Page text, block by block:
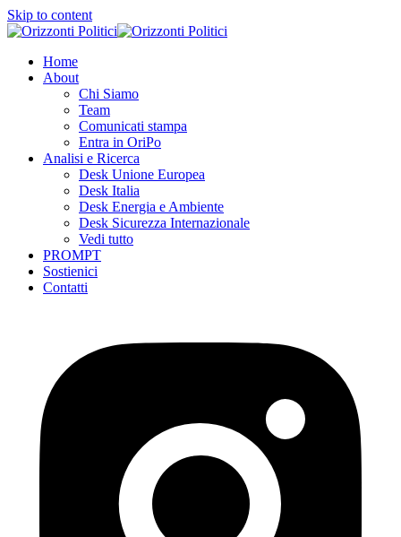
Skip to content
Home
About
Chi Siamo
Team
Comunicati stampa
Entra in OriPo
Analisi e Ricerca
Desk Unione Europea
Desk Italia
Desk Energia e Ambiente
Desk Sicurezza Internazionale
Vedi tutto
PROMPT
Sostienici
Contatti